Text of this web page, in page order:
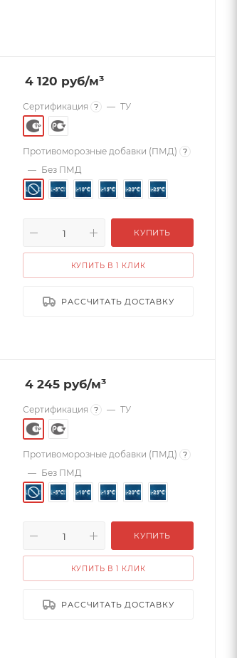
4 120 руб/м³
Сертификация ? — ТУ
Противоморозные добавки (ПМД) ?
— Без ПМД
КУПИТЬ
КУПИТЬ В 1 КЛИК
РАССЧИТАТЬ ДОСТАВКУ
4 245 руб/м³
Сертификация ? — ТУ
Противоморозные добавки (ПМД) ?
— Без ПМД
КУПИТЬ
КУПИТЬ В 1 КЛИК
РАССЧИТАТЬ ДОСТАВКУ